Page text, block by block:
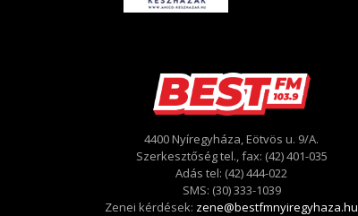
4400 Nyíregyháza, Eötvös u. 9/A.
Szerkesztőség tel., fax: (42) 401-035
Adás tel: (42) 444-022
SMS: (30) 333-1039
Zenei kérdések: zene@bestfmnyiregyhaza.hu